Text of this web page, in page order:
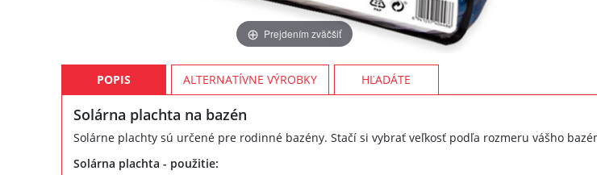
Prejdením zväčšiť
POPIS ALTERNATÍVNE VÝROBKY HĽADÁTE
Solárna plachta na bazén
Solárne plachty sú určené pre rodinné bazény. Stačí si vybrať veľkosť podľa rozmeru vášho
Solárna plachta - použitie: